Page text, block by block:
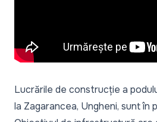
Lucrările de construcție a
la Zagarancea, Ungheni, sunt în